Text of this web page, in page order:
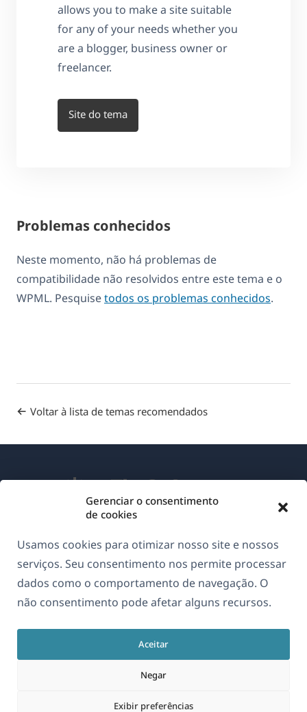
Gerenciar o consentimento
de cookies
Usamos cookies para otimizar nosso site e nossos
serviços. Seu consentimento nos permite processar
dados como o comportamento de navegação. O
não consentimento pode afetar alguns recursos.
Aceitar
Negar
Exibir preferências
allows you to make a site suitable
for any of your needs whether you
are a blogger, business owner or
freelancer.
Site do tema
Problemas conhecidos
Neste momento, não há problemas de
compatibilidade não resolvidos entre este tema e o
WPML. Pesquisetodos os problemas conhecidos.
Voltar à lista de temas recomendados
Português
GDPR & Política de Privacidade
Junte-se à nossa equipe(abre
em
janela)
em
uma
nova
janela)
em
uma
nova
janela)
(abre
em
nova